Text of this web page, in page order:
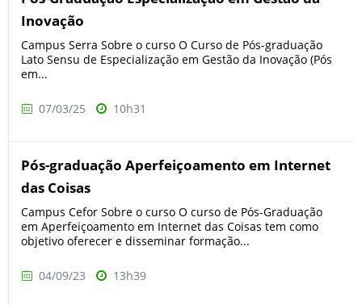
Inovação
Campus Serra Sobre o curso O Curso de Pós-graduação
Lato Sensu de Especialização em Gestão da Inovação (Pós
em...
07/03/25 10h31
Pós-graduação Aperfeiçoamento em Internet
das Coisas
Campus Cefor Sobre o curso O curso de Pós-Graduação
em Aperfeiçoamento em Internet das Coisas tem como
objetivo oferecer e disseminar formação...
04/09/23 13h39